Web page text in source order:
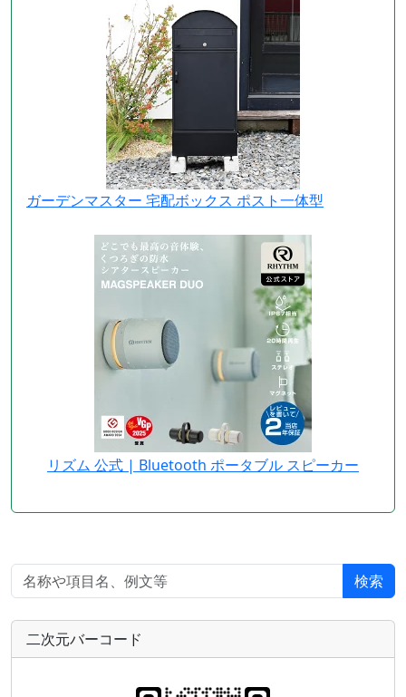
ガーデンマスター 宅配ボックス ポスト一体型
リズム 公式 | Bluetooth ポータブル スピーカー
検索
二次元バーコード